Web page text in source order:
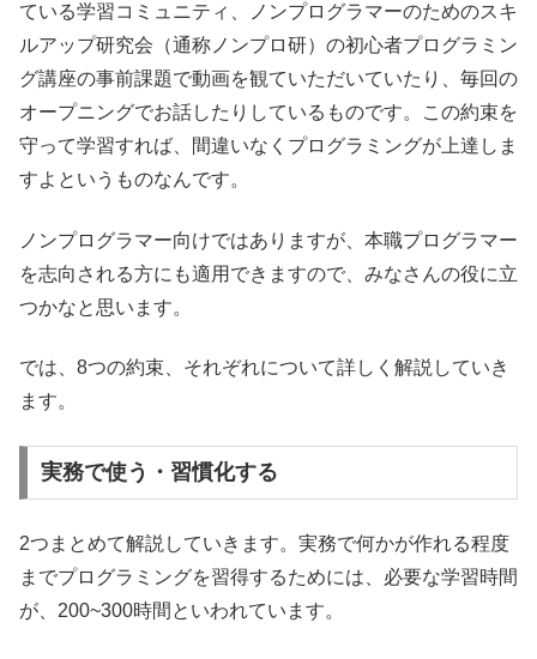
ている学習コミュニティ、ノンプログラマーのためのスキ
ルアップ研究会（通称ノンプロ研）の初心者プログラミン
グ講座の事前課題で動画を観ていただいていたり、毎回の
オープニングでお話したりしているものです。この約束を
守って学習すれば、間違いなくプログラミングが上達しま
すよというものなんです。
ノンプログラマー向けではありますが、本職プログラマー
を志向される方にも適用できますので、みなさんの役に立
つかなと思います。
では、8つの約束、それぞれについて詳しく解説していき
ます。
実務で使う・習慣化する
2つまとめて解説していきます。実務で何かが作れる程度
までプログラミングを習得するためには、必要な学習時間
が、200~300時間といわれています。